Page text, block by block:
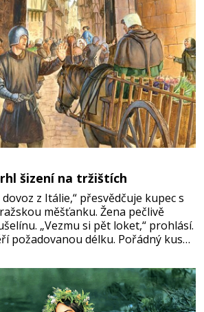
šizení na tržištích
z Itálie,“ přesvědčuje kupec s
měšťanku. Žena pečlivě
„Vezmu si pět loket,“ prohlásí.
požadovanou délku. Pořádný kus
na sukni,“ zhodnotí švadlena
mušelínu. „Ošidili vás, podívejte.“